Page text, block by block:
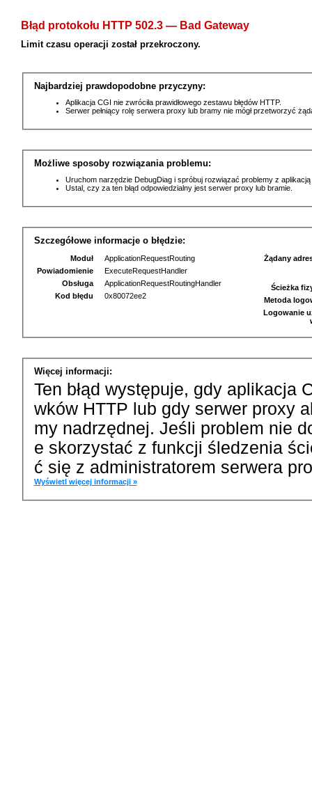
Błąd protokołu HTTP 502.3 — Bad Gateway
Limit czasu operacji został przekroczony.
Najbardziej prawdopodobne przyczyny:
Aplikacja CGI nie zwróciła prawidłowego zestawu błędów HTTP.
Serwer pełniący rolę serwera proxy lub bramy nie mógł przetworzyć
Możliwe sposoby rozwiązania problemu:
Uruchom narzędzie DebugDiag i spróbuj rozwiązać problemy z
Ustal, czy za ten błąd odpowiedzialny jest serwer proxy lub bramie.
Szczegółowe informacje o błędzie:
Moduł
ApplicationRequestRouting
Powiadomienie
ExecuteRequestHandler
Obsługa
ApplicationRequestRoutingHandler
Kod błędu
0x80072ee2
Żądany
Ścieżka
Metoda
Logowanie
Więcej informacji:
Ten błąd występuje, gdy aplikacja
wków HTTP lub gdy serwer proxy
my nadrzędnej. Jeśli problem nie
e skorzystać z funkcji śledzenia
ć się z administratorem serwera
Wyświetl więcej informacji »